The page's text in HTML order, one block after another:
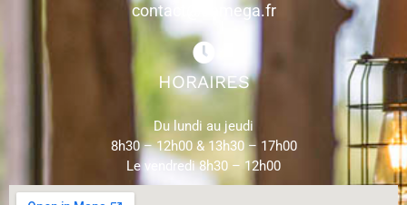
contact@ohmega.fr
HORAIRES
Du lundi au jeudi
8h30 – 12h00 & 13h30 – 17h00
Le vendredi 8h30 – 12h00